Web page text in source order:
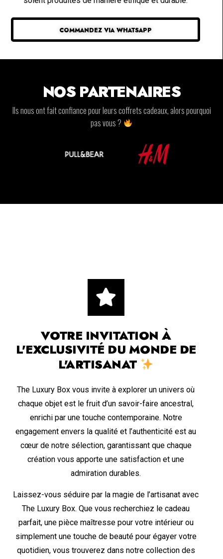
COMMANDEZ VIA WHATSAPP
NOS PARTENAIRES
Ils nous ont fait confiance pour leurs coffrets cadeaux, alors pourquoi
pas vous ?
VOTRE INVITATION À
L'EXCLUSIVITÉ DU MONDE DE
L'ARTISANAT
The Luxury Box vous invite à explorer un univers où
chaque objet est le fruit d’un savoir-faire ancestral,
enrichi par une touche contemporaine. Notre
engagement envers la qualité et l’authenticité est au
cœur de notre sélection, garantissant que chaque
création vous apporte une satisfaction et une
admiration durables.
Laissez-vous séduire par la magie de l’artisanat avec
The Luxury Box. Que vous recherchiez le cadeau
parfait, une pièce maîtresse pour votre intérieur ou
simplement une touche de beauté pour égayer votre
quotidien, vous trouverez dans notre collection des